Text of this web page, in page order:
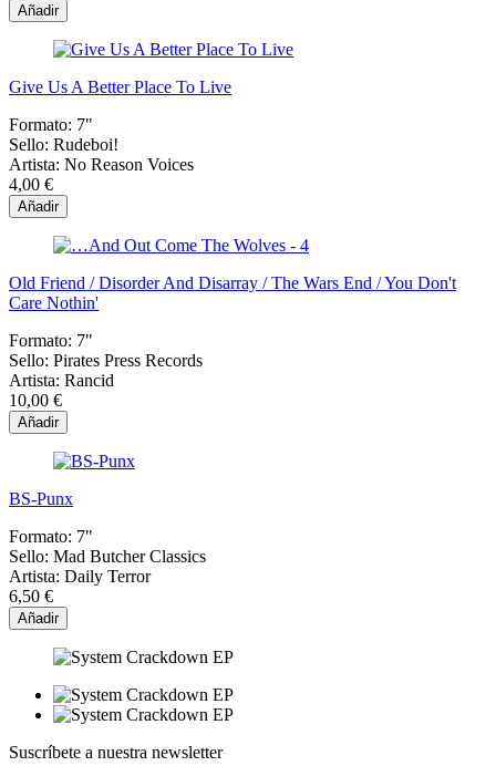
Añadir
Give Us A Better Place To Live
Formato: 7"
Sello: Rudeboi!
Artista: No Reason Voices
4,00 €
Añadir
Old Friend / Disorder And Disarray / The Wars End / You Don't
Care Nothin'
Formato: 7"
Sello: Pirates Press Records
Artista: Rancid
10,00 €
Añadir
BS-Punx
Formato: 7"
Sello: Mad Butcher Classics
Artista: Daily Terror
6,50 €
Añadir
Suscríbete a nuestra newsletter